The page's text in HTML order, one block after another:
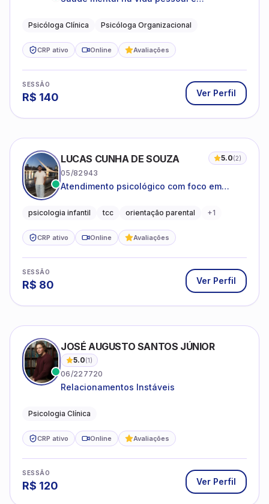
Psicóloga Clínica Psicóloga Organizacional
CRP ativo Online Avaliações
SESSÃO
R$ 140 Ver Perfil
LUCAS CUNHA DE SOUZA 5.0(2)
05/82943
Atendimento psicológico com foco em
promovendo equilíbrio emocional e
psicologia infantil tcc orientação parental +1
CRP ativo Online Avaliações
SESSÃO
R$ 80 Ver Perfil
JOSÉ AUGUSTO SANTOS JÚNIOR
5.0(1)
06/227720
Relacionamentos Instáveis
Psicologia Clínica
CRP ativo Online Avaliações
SESSÃO
R$ 120 Ver Perfil